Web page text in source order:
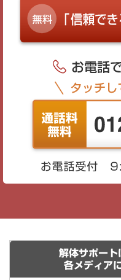
解体サポート
各メディア